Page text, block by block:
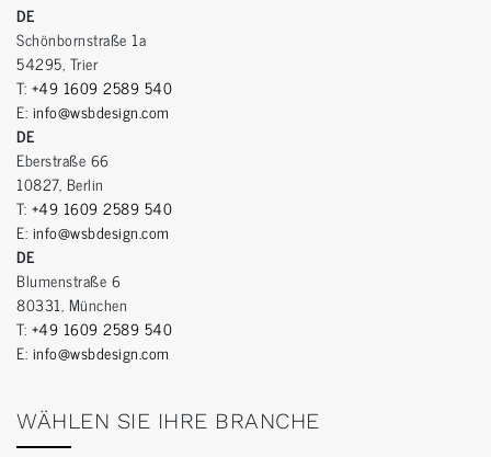
DE
Schönbornstraße 1a
54295, Trier
T: +49 1609 2589 540
E: info@wsbdesign.com
DE
Eberstraße 66
10827, Berlin
T: +49 1609 2589 540
E: info@wsbdesign.com
DE
Blumenstraße 6
80331, München
T: +49 1609 2589 540
E: info@wsbdesign.com
WÄHLEN SIE IHRE BRANCHE